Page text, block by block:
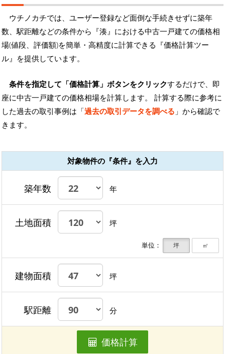
ウチノカチでは、ユーザー登録など面倒な手続きせずに築年
数、駅距離などの条件から『湊』における中古一戸建ての価格相
場(値段、評価額)を簡単・高精度に計算できる『価格計算ツー
ル』を提供しています。
条件を指定して「価格計算」ボタンをクリックするだけで、即
座に中古一戸建ての価格相場を計算します。 計算する際に参考に
した過去の取引事例は「過去の取引データを調べる 」から確認で
きます。
対象物件の『条件』を入力
築年数 年
土地面積 坪
単位： 坪 ㎡
建物面積 坪
駅距離 分
価格計算